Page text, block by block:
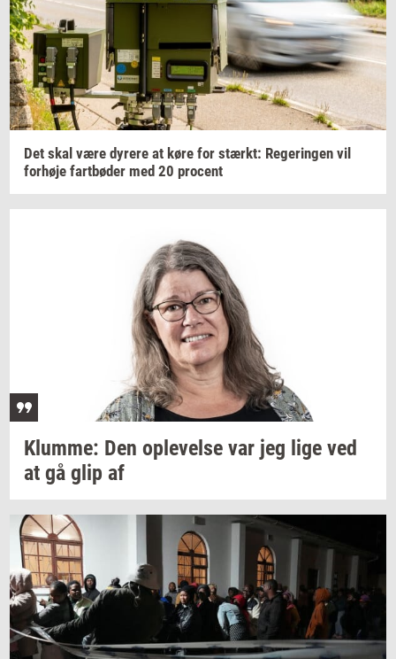
Det skal være dy­re­re at køre for stærkt: Re­ge­rin­gen vil
for­hø­je fartbø­der med 20 pro­cent
Klum­me: Den op­le­vel­se var jeg lige ved
at gå glip af